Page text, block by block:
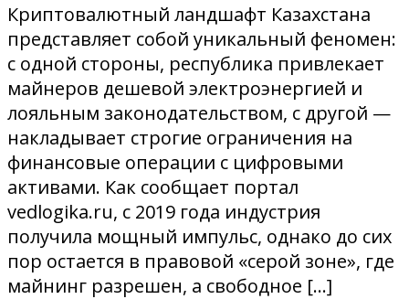
Криптовалютный ландшафт Казахстана
представляет собой уникальный феномен:
с одной стороны, республика привлекает
майнеров дешевой электроэнергией и
лояльным законодательством, с другой —
накладывает строгие ограничения на
финансовые операции с цифровыми
активами. Как сообщает портал
vedlogika.ru, с 2019 года индустрия
получила мощный импульс, однако до сих
пор остается в правовой «серой зоне», где
майнинг разрешен, а свободное […]